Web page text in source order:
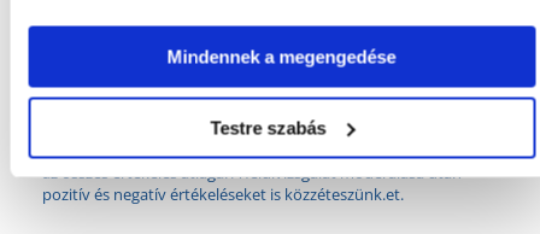
Mindennek a megengedése
Testre szabás
Mi a termék értékelési szabályzat?
Csak regisztrált FERA.HU vásárlók írhatnak véleményt, akik
megvásárolták ezt a terméket. A csillagok által adott értékelés
az összes értékelés átlaga. A felülvizsgálat moderálása után
pozitív és negatív értékeléseket is közzéteszünk.et.